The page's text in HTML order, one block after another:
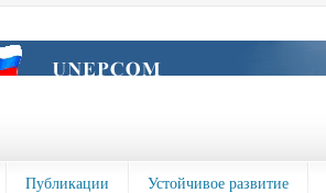
Публикации Устойчивое развитие